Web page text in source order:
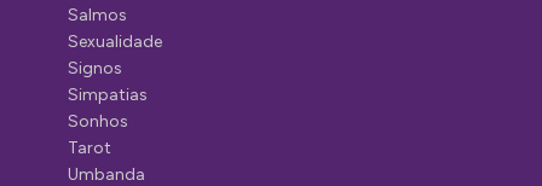
Salmos
Sexualidade
Signos
Simpatias
Sonhos
Tarot
Umbanda